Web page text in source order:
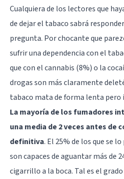
Cualquiera de los lectores que
de dejar el tabaco sabrá
pregunta. Por chocante que
sufrir una dependencia con el
que con el cannabis (8%) o la
drogas son más claramente
tabaco mata de forma lenta pero
La mayoría de los fumadores
una media de 2 veces antes de
definitiva. El 25% de los que se
son capaces de aguantar más de
cigarrillo a la boca. Tal es el